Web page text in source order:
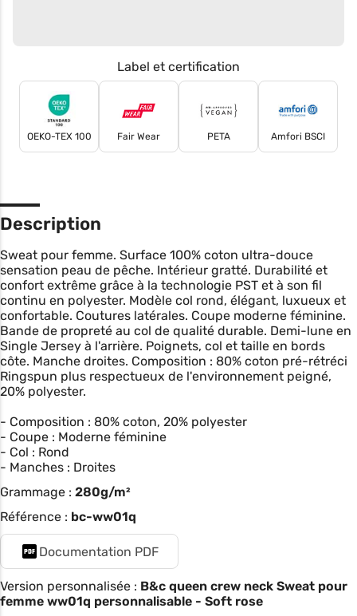
Label et certification
OEKO-TEX 100 Fair Wear PETA Amfori BSCI
Description
Sweat pour femme. Surface 100% coton ultra-douce
sensation peau de pêche. Intérieur gratté. Durabilité et
confort extrême grâce à la technologie PST et à son fil
continu en polyester. Modèle col rond, élégant, luxueux et
confortable. Coutures latérales. Coupe moderne féminine.
Bande de propreté au col de qualité durable. Demi-lune en
Single Jersey à l'arrière. Poignets, col et taille en bords
côte. Manche droites. Composition : 80% coton pré-rétréci
Ringspun plus respectueux de l'environnement peigné,
20% polyester.
- Composition : 80% coton, 20% polyester
- Coupe : Moderne féminine
- Col : Rond
- Manches : Droites
Grammage : 280g/m²
Référence : bc-ww01q
Documentation PDF
Version personnalisée : B&c queen crew neck Sweat pour
femme ww01q personnalisable - Soft rose